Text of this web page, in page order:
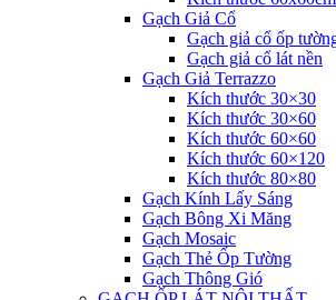
Gạch Giả Cổ
Gạch giả cổ ốp
Gạch giả cổ lát nền
Gạch Giả Terrazzo
Kích thước 30×30
Kích thước 30×60
Kích thước 60×60
Kích thước 60×120
Kích thước 80×80
Gạch Kính Lấy Sáng
Gạch Bông Xi Măng
Gạch Mosaic
Gạch Thẻ Ốp Tường
Gạch Thông Gió